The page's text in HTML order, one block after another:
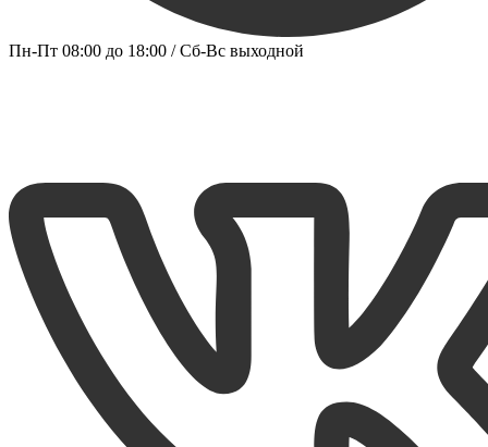
Пн-Пт 08:00 до 18:00 / Сб-Вс выходной